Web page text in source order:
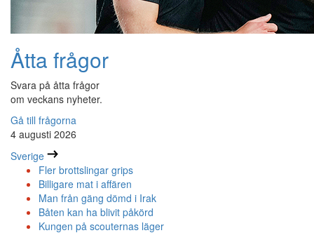
Åtta frågor
Svara på åtta frågor
om veckans nyheter.
Gå till frågorna
4 augusti 2026
Sverige
Fler brottslingar grips
Billigare mat i affären
Man från gäng dömd i Irak
Båten kan ha blivit påkörd
Kungen på scouternas läger